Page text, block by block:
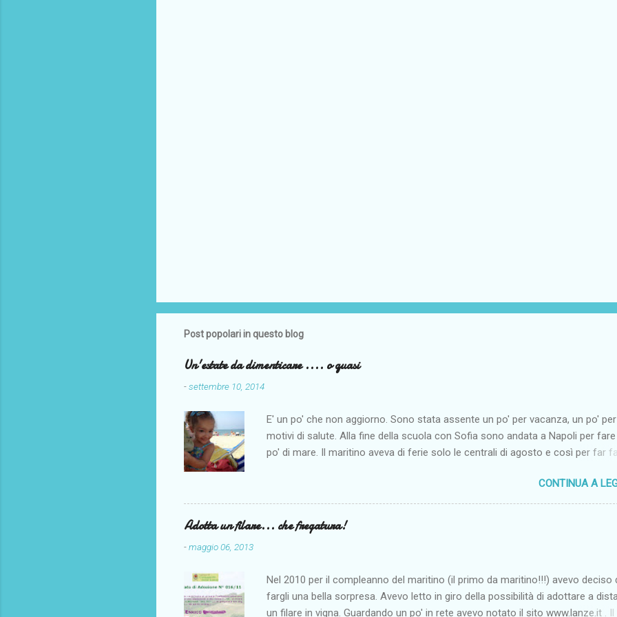
Post popolari in questo blog
Un'estate da dimenticare .... o quasi
-settembre 10, 2014
E' un po' che non aggiorno. Sono stata assente un po' per vacanza, un po' per
motivi di salute. Alla fine della scuola con Sofia sono andata a Napoli per fare
po' di mare. Il maritino aveva di ferie solo le centrali di agosto e così per far
tempo quest'anno non è stato clemente, anche se noi siamo riuscite lo
andare al mare spesso e ad abbronzarci almeno un po'. I problemi più seri
iniziati ad agosto. Sono finita due volte al Pronto Soccorso. Fortunatamente
di grave anche se lo spavento è stato tanto. E poi vogliamo aggiungere un
tantissimo. Credo di non aver mai letto tanto come durante queste vacanze.
Magari in un altro post racconterò tutte le mie letture. Nono...
CONTINUA A
Adotta un filare... che fregatura!
-maggio 06, 2013
Nel 2010 per il compleanno del maritino (il primo da maritino!!!) avevo deciso
fargli una bella sorpresa. Avevo letto in giro della possibilità di adottare a
un filare in vigna. Guardando un po' in rete avevo notato il sito www.lanze.it . Il